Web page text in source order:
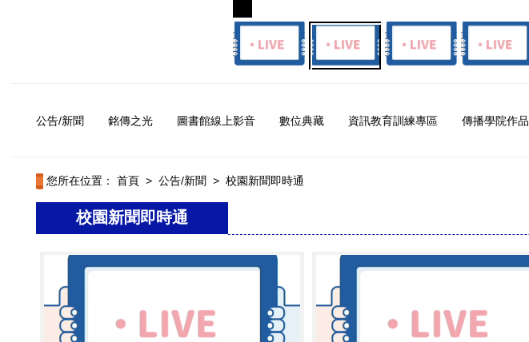
公告/新聞 銘傳之光 圖書館線上影音 數位典藏 資訊教育訓練專區 傳播學院作品
您所在位置： 首頁 > 公告/新聞 > 校園新聞即時通
校園新聞即時通